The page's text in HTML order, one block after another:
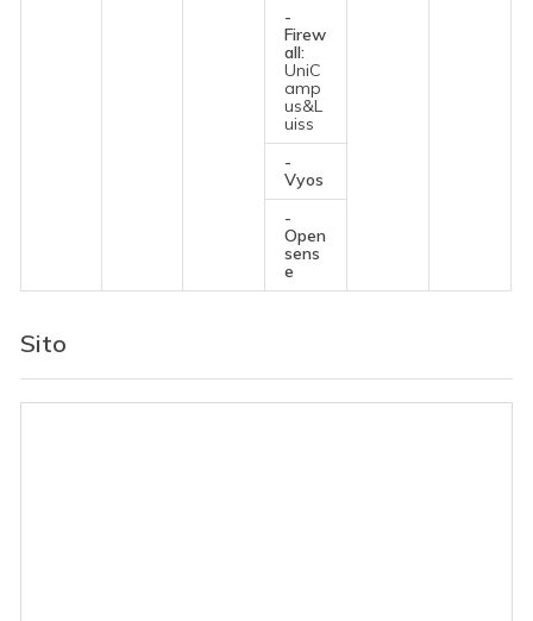
-
Firew
all:
UniC
amp
us&L
uiss
-
Vyos
-
Open
sens
e
Sito